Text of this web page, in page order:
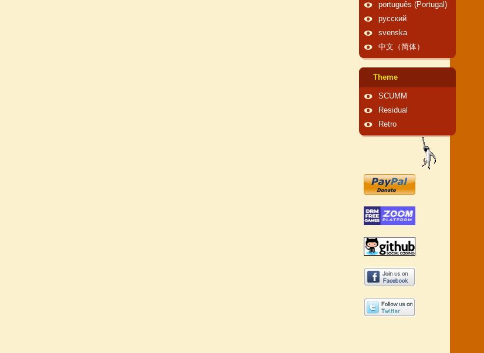
português (Portugal)
русский
svenska
中文（简体）
Theme
SCUMM
Residual
Retro